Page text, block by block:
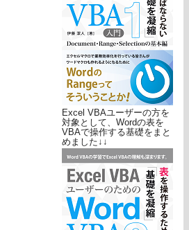
Excel VBAユーザーの方を
対象として、Wordの表を
VBAで操作する基礎をまと
めました↓↓